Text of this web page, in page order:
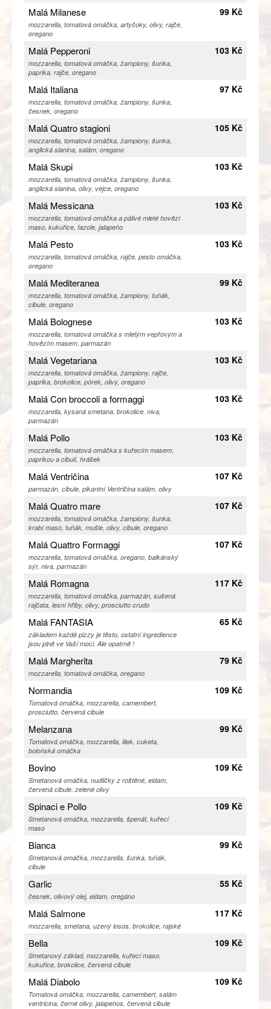
Malá Milanese
mozzarella, tomatová omáčka, artyčoky, olivy, rajče,
oregano
99 Kč
Malá Pepperoni
mozzarella, tomatová omáčka, žampiony, šunka,
paprika, rajče, oregano
103 Kč
Malá Italiana
mozzarella, tomatová omáčka, žampiony, šunka,
česnek, oregano
97 Kč
Malá Quatro stagioni
mozzarella, tomatová omáčka, žampiony, šunka,
anglická slanina, salám, oregano
105 Kč
Malá Skupi
mozzarella, tomatová omáčka, žampiony, šunka,
anglická slanina, olivy, vejce, oregano
103 Kč
Malá Messicana
mozzarella, tomatová omáčka a pálivé mleté hovězí
maso, kukuřice, fazole, jalapeňo
103 Kč
Malá Pesto
mozzarella, tomatová omáčka, rajče, pesto omáčka,
oregano
103 Kč
Malá Mediteranea
mozzarella, tomatová omáčka, žampiony, tuňák,
cibule, oregano
99 Kč
Malá Bolognese
mozzarella, tomatová omáčka s mletým vepřovým a
hovězím masem, parmazán
103 Kč
Malá Vegetariana
mozzarella, tomatová omáčka, žampiony, rajče,
paprika, brokolice, pórek, olivy, oregano
103 Kč
Malá Con broccoli a formaggi
mozzarella, kysaná smetana, brokolice, niva,
parmazán
103 Kč
Malá Pollo
mozzarella, tomatová omáčka s kuřecím masem,
paprikou a cibulí, hrášek
103 Kč
Malá Ventričina
parmazán, cibule, pikantní Ventričina salám, olivy
107 Kč
Malá Quatro mare
mozzarella, tomatová omáčka, žampiony, šunka,
krabí maso, tuňák, mušle, olivy, cibule, oregano
107 Kč
Malá Quattro Formaggi
mozzarella, tomatová omáčka, oregano, balkánský
sýr, niva, parmazán
107 Kč
Malá Romagna
mozzarella, tomatová omáčka, parmazán, sušená
rajčata, lesní hřiby, olivy, prosciutto crudo
117 Kč
Malá FANTASIA
základem každé pizzy je těsto, ostatní ingredience
jsou plně ve Vaší moci. Ale opatrně !
65 Kč
Malá Margherita
mozzarella, tomatová omáčka, oregano
79 Kč
Normandia
Tomatová omáčka, mozzarella, camembert,
prosciutto, červená cibule
109 Kč
Melanzana
Tomatová omáčka, mozzarella, lilek, cuketa,
boloňská omáčka
99 Kč
Bovino
Smetanová omáčka, nudličky z roštěné, eidam,
červená cibule, zelené olivy
109 Kč
Spinaci e Pollo
Smetanová omáčka, mozzarella, špenát, kuřecí
maso
109 Kč
Bianca
Smetanová omáčka, mozzarella, šunka, tuňák,
cibule
99 Kč
Garlic
česnek, olivový olej, eidam, oregáno
55 Kč
Malá Salmone
mozzarella, smetana, uzený losos, brokolice, rajské
117 Kč
Bella
Smetanový základ, mozzarella, kuřecí maso,
kukuřice, brokolice, červená cibule
109 Kč
Malá Diabolo
Tomatová omáčka, mozzarella, camembert, salám
ventricina, černé olivy, jalapeňos, červená cibule
109 Kč